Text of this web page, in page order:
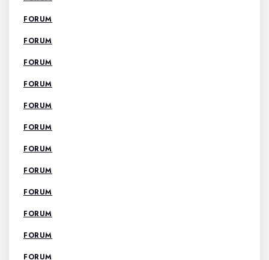
FORUM
FORUM
FORUM
FORUM
FORUM
FORUM
FORUM
FORUM
FORUM
FORUM
FORUM
FORUM